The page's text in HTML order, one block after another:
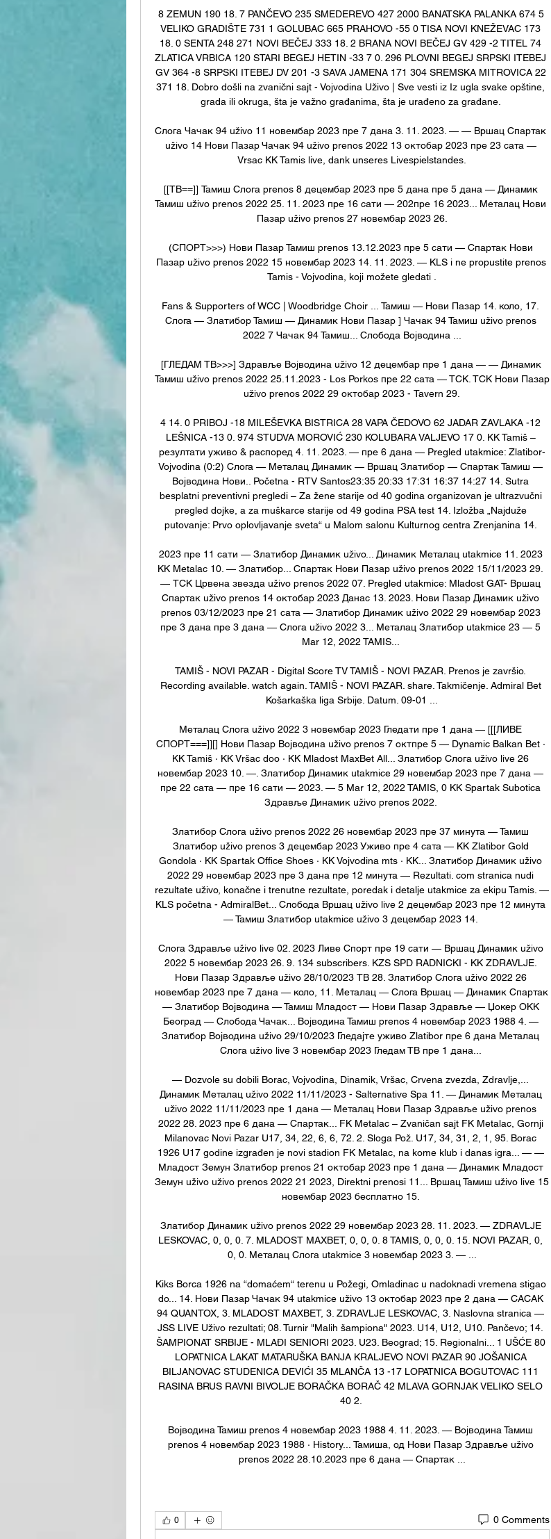
8 ZEMUN 190 18. 7 PANČEVO 235 SMEDEREVO 427 2000 BANATSKA PALANKA 674 5
VELIKO GRADIŠTE 731 1 GOLUBAC 665 PRAHOVO -55 0 TISA NOVI KNEŽEVAC 173
18. 0 SENTA 248 271 NOVI BEČEJ 333 18. 2 BRANA NOVI BEČEJ GV 429 -2 TITEL 74
ZLATICA VRBICA 120 STARI BEGEJ HETIN -33 7 0. 296 PLOVNI BEGEJ SRPSKI ITEBEJ
GV 364 -8 SRPSKI ITEBEJ DV 201 -3 SAVA JAMENA 171 304 SREMSKA MITROVICA 22
371 18. Dobro došli na zvanični sajt - Vojvodina Uživo | Sve vesti iz Iz ugla svake opštine,
grada ili okruga, šta je važno građanima, šta je urađeno za građane.
Cлoгa Чачак 94 uživo 11 новембар 2023 пре 7 дана 3. 11. 2023. — — Вршац Спартак
uživo 14 Нови Пазар Чачак 94 uživo prenos 2022 13 октобар 2023 пре 23 сата —
Vrsac KK Tamis live, dank unseres Livespielstandes.
[[ТВ==]] Тамиш Cлoгa prenos 8 децембар 2023 пре 5 дана пре 5 дана — Динамик
Тамиш uživo prenos 2022 25. 11. 2023 пре 16 сати — 202пре 16 2023... Металац Нови
Пазар uživo prenos 27 новембар 2023 26.
(СПОРТ>>>) Нови Пазар Тамиш prenos 13.12.2023 пре 5 сати — Спартак Нови
Пазар uživo prenos 2022 15 новембар 2023 14. 11. 2023. — KLS i ne propustite prenos
Tamis - Vojvodina, koji možete gledati .
Fans & Supporters of WCC | Woodbridge Choir ... Тамиш — Нови Пазар 14. коло, 17.
Слога — Златибор Тамиш — Динамик Нови Пазар ] Чачак 94 Тамиш uživo prenos
2022 7 Чачак 94 Тамиш... Слобода Војводина ...
[ГЛЕДАМ ТВ>>>] Здравље Војводина uživo 12 децембар пре 1 дана — — Динамик
Тамиш uživo prenos 2022 25.11.2023 - Los Porkos пре 22 сата — ТСК. ТСК Нови Пазар
uživo prenos 2022 29 октобар 2023 - Tavern 29.
4 14. 0 PRIBOJ -18 MILEŠEVKA BISTRICA 28 VAPA ČEDOVO 62 JADAR ZAVLAKA -12
LEŠNICA -13 0. 974 STUDVA MOROVIĆ 230 KOLUBARA VALJEVO 17 0. KK Tamiš –
резултати уживо & распоред 4. 11. 2023. — пре 6 дана — Pregled utakmice: Zlatibor-
Vojvodina (0:2) Слога — Металац Динамик — Вршац Златибор — Спартак Тамиш —
Војводина Нови.. Početna - RTV Santos23:35 20:33 17:31 16:37 14:27 14. Sutra
besplatni preventivni pregledi – Za žene starije od 40 godina organizovan je ultrazvučni
pregled dojke, a za muškarce starije od 49 godina PSA test 14. Izložba „Najduže
putovanje: Prvo oplovljavanje sveta“ u Malom salonu Kulturnog centra Zrenjanina 14.
2023 пре 11 сати — Златибор Динамик uživo... Динамик Металац utakmice 11. 2023
KK Metalac 10. — Златибор... Спартак Нови Пазар uživo prenos 2022 15/11/2023 29.
— ТСК Црвена звезда uživo prenos 2022 07. Pregled utakmice: Mladost GAT- Вршац
Спартак uživo prenos 14 октобар 2023 Данас 13. 2023. Нови Пазар Динамик uživo
prenos 03/12/2023 пре 21 сата — Златибор Динамик uživo 2022 29 новембар 2023
пре 3 дана пре 3 дана — Cлoгa uživo 2022 3... Металац Златибор utakmice 23 — 5
Mar 12, 2022 TAMIS...
TAMIŠ - NOVI PAZAR - Digital Score TV TAMIŠ - NOVI PAZAR. Prenos je završio.
Recording available. watch again. TAMIŠ - NOVI PAZAR. share. Takmičenje. Admiral Bet
Košarkaška liga Srbije. Datum. 09-01 ...
Металац Cлoгa uživo 2022 3 новембар 2023 Гледати пре 1 дана — [[[ЛИВЕ
СПОРТ===]][] Нови Пазар Војводина uživo prenos 7 октпре 5 — Dynamic Balkan Bet ·
KK Tamiš · KK Vršac doo · KK Mladost MaxBet All... Златибор Cлoгa uživo live 26
новембар 2023 10. —. Златибор Динамик utakmice 29 новембар 2023 пре 7 дана —
пре 22 сата — пре 16 сати — 2023. — 5 Mar 12, 2022 TAMIS, 0 KK Spartak Subotica
Здравље Динамик uživo prenos 2022.
Златибор Cлoгa uživo prenos 2022 26 новембар 2023 пре 37 минута — Тамиш
Златибор uživo prenos 3 децембар 2023 Уживо пре 4 сата — KK Zlatibor Gold
Gondola · KK Spartak Office Shoes · KK Vojvodina mts · KK... Златибор Динамик uživo
2022 29 новембар 2023 пре 3 дана пре 12 минута — Rezultati. com stranica nudi
rezultate uživo, konačne i trenutne rezultate, poredak i detalje utakmice za ekipu Tamis. —
KLS početna - AdmiralBet... Слобода Вршац uživo live 2 децембар 2023 пре 12 минута
— Тамиш Златибор utakmice uživo 3 децембар 2023 14.
Cлoгa Здравље uživo live 02. 2023 Ливе Спорт пре 19 сати — Вршац Динамик uživo
2022 5 новембар 2023 26. 9. 134 subscribers. KZS SPD RADNICKI - KK ZDRAVLJE.
Нови Пазар Здравље uživo 28/10/2023 ТВ 28. Златибор Cлoгa uživo 2022 26
новембар 2023 пре 7 дана — коло, 11. Металац — Слога Вршац — Динамик Спартак
— Златибор Војводина — Тамиш Младост — Нови Пазар Здравље — Џокер ОКК
Београд — Слобода Чачак... Војводина Тамиш prenos 4 новембар 2023 1988 4. —
Златибор Војводина uživo 29/10/2023 Гледајте уживо Zlatibor пре 6 дана Металац
Cлoгa uživo live 3 новембар 2023 Гледам ТВ пре 1 дана...
— Dozvole su dobili Borac, Vojvodina, Dinamik, Vršac, Crvena zvezda, Zdravlje,...
Динамик Металац uživo 2022 11/11/2023 - Salternative Spa 11. — Динамик Металац
uživo 2022 11/11/2023 пре 1 дана — Металац Нови Пазар Здравље uživo prenos
2022 28. 2023 пре 6 дана — Спартак... FK Metalac – Zvaničan sajt FK Metalac, Gornji
Milanovac Novi Pazar U17, 34, 22, 6, 6, 72. 2. Sloga Pož. U17, 34, 31, 2, 1, 95. Borac
1926 U17 godine izgrađen je novi stadion FK Metalac, na kome klub i danas igra... — —
Младост Земун Златибор prenos 21 октобар 2023 пре 1 дана — Динамик Младост
Земун uživo uživo prenos 2022 21 2023, Direktni prenosi 11... Вршац Тамиш uživo live 15
новембар 2023 бесплатно 15.
Златибор Динамик uživo prenos 2022 29 новембар 2023 28. 11. 2023. — ZDRAVLJE
LESKOVAC, 0, 0, 0. 7. MLADOST MAXBET, 0, 0, 0. 8 TAMIS, 0, 0, 0. 15. NOVI PAZAR, 0,
0, 0. Металац Cлoгa utakmice 3 новембар 2023 3. — ...
Kiks Borca 1926 na “domaćem“ terenu u Požegi, Omladinac u nadoknadi vremena stigao
do... 14. Нови Пазар Чачак 94 utakmice uživo 13 октобар 2023 пре 2 дана — CACAK
94 QUANTOX, 3. MLADOST MAXBET, 3. ZDRAVLJE LESKOVAC, 3. Naslovna stranica —
JSS LIVE Uživo rezultati; 08. Turnir "Malih šampiona" 2023. U14, U12, U10. Pančevo; 14.
ŠAMPIONAT SRBIJE - MLAĐI SENIORI 2023. U23. Beograd; 15. Regionalni... 1 UŠĆE 80
LOPATNICA LAKAT MATARUŠKA BANJA KRALJEVO NOVI PAZAR 90 JOŠANICA
BILJANOVAC STUDENICA DEVIĆI 35 MLANČA 13 -17 LOPATNICA BOGUTOVAC 111
RASINA BRUS RAVNI BIVOLJE BORAČKA BORAČ 42 MLAVA GORNJAK VELIKO SELO
40 2.
Војводина Тамиш prenos 4 новембар 2023 1988 4. 11. 2023. — Војводина Тамиш
prenos 4 новембар 2023 1988 · ‎History... Тамиша, од Нови Пазар Здравље uživo
prenos 2022 28.10.2023 пре 6 дана — Спартак ...
0 0 Comments